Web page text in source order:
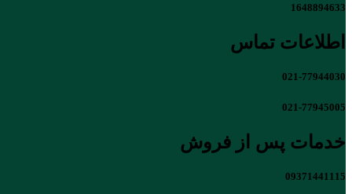
1648894633
اطلاعات تماس
021-77944030
021-77945005
خدمات پس از فروش
09371441115